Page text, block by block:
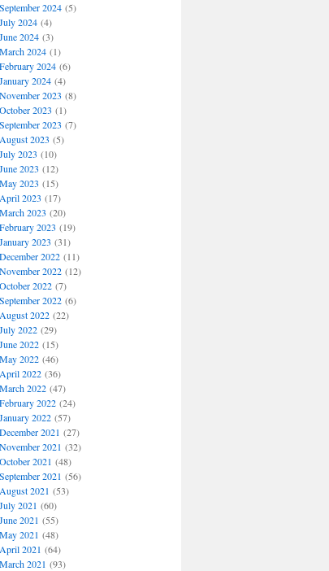
September 2024(5)
July 2024(4)
June 2024(3)
March 2024(1)
February 2024(6)
January 2024(4)
November 2023 (8)
October 2023 (1)
September 2023 (7)
August 2023 (5)
July 2023 (10)
June 2023 (12)
May 2023 (15)
April 2023 (17)
March 2023 (20)
February 2023 (19)
January 2023 (31)
December 2022(11)
November 2022(12)
October 2022(7)
September 2022(6)
August 2022(22)
July 2022(29)
June 2022(15)
May 2022(46)
April 2022(36)
March 2022(47)
February 2022(24)
January 2022(57)
December 2021 (27)
November 2021 (32)
October 2021 (48)
September 2021 (56)
August 2021 (53)
July 2021 (60)
June 2021 (55)
May 2021 (48)
April 2021 (64)
March 2021 (93)